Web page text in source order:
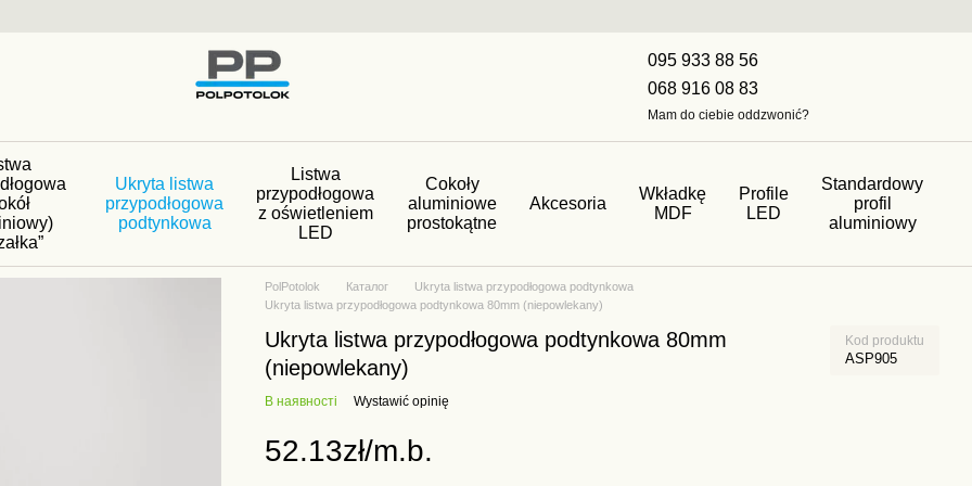
095 933 88 56
068 916 08 83
Mam do ciebie oddzwonić?
Ukryta listwa
przypodłogowa
podtynkowa
Listwa
przypodłogowa
z oświetleniem
LED
Cokoły
aluminiowe
prostokątne
Akcesoria
Wkładkę
MDF
Profile
LED
Standardowy
profil
aluminiowy
PolPotolok Каталог
Ukryta listwa przypodłogowa podtynkowa
Ukryta listwa przypodłogowa podtynkowa 80mm (niepowlekany)
Ukryta listwa przypodłogowa podtynkowa 80mm
(niepowlekany)
Kod produktu
ASP905
В наявності Wystawić opinię
52.13zł/m.b.